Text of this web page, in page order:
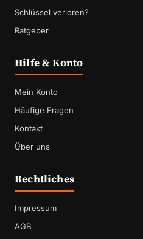
Schlüssel verloren?
Ratgeber
Hilfe & Konto
Mein Konto
Häufige Fragen
Kontakt
Über uns
Rechtliches
Impressum
AGB